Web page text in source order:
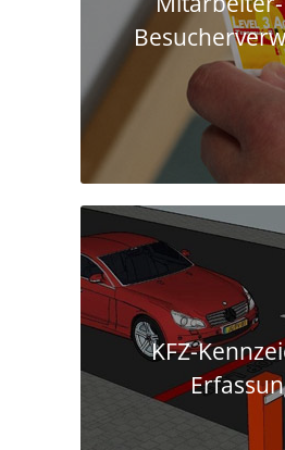
KFZ-